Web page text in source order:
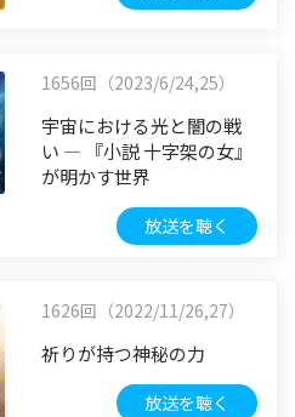
1656回（2023/6/24,25）
宇宙における光と闇の戦
い ― 『小説 十字架の女』
が明かす世界
放送を聴く
1626回（2022/11/26,27）
祈りが持つ神秘の力
放送を聴く